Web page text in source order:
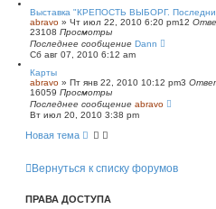
Выставка "КРЕПОСТЬ ВЫБОРГ.
abravo » Чт июл 22, 2010 6:20 pm12
23108 Просмотры
Последнее сообщение Dann
Сб авг 07, 2010 6:12 am
Карты
abravo » Пт янв 22, 2010 10:12 pm3
16059 Просмотры
Последнее сообщение abravo
Вт июл 20, 2010 3:38 pm
Новая тема
Вернуться к списку форумов
ПРАВА ДОСТУПА